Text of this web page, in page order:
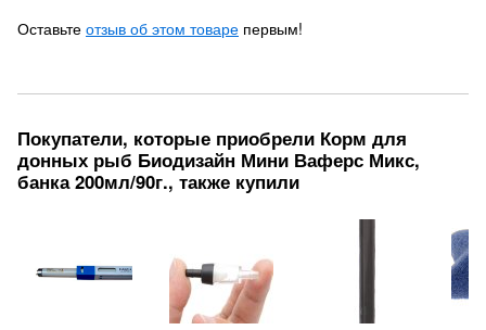
Оставьте отзыв об этом товаре первым!
Покупатели, которые приобрели Корм для
донных рыб Биодизайн Мини Ваферс Микс,
банка 200мл/90г., также купили